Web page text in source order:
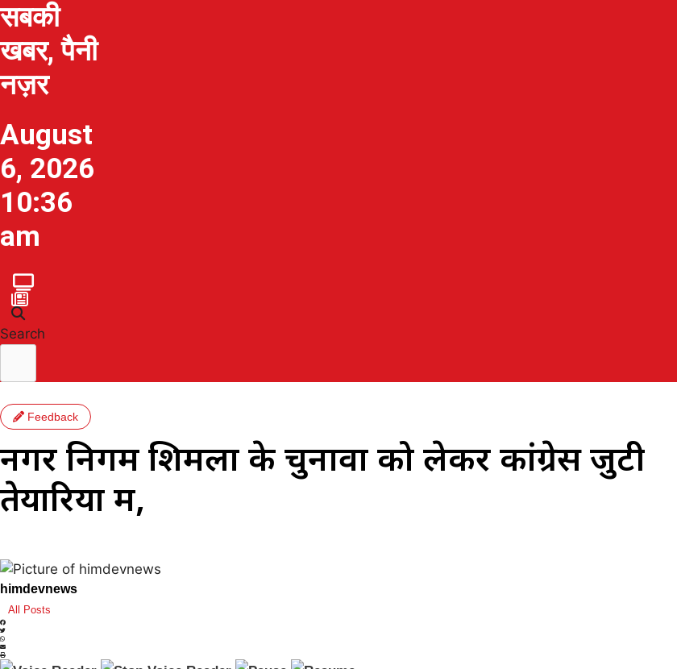
सबकी
खबर, पैनी
नज़र
August
6, 2026
10:36
am
Search
Feedback
नगर निगम शिमला के चुनावों को लेकर कांग्रेस जुटी
तेयारियों में,
himdevnews
All Posts